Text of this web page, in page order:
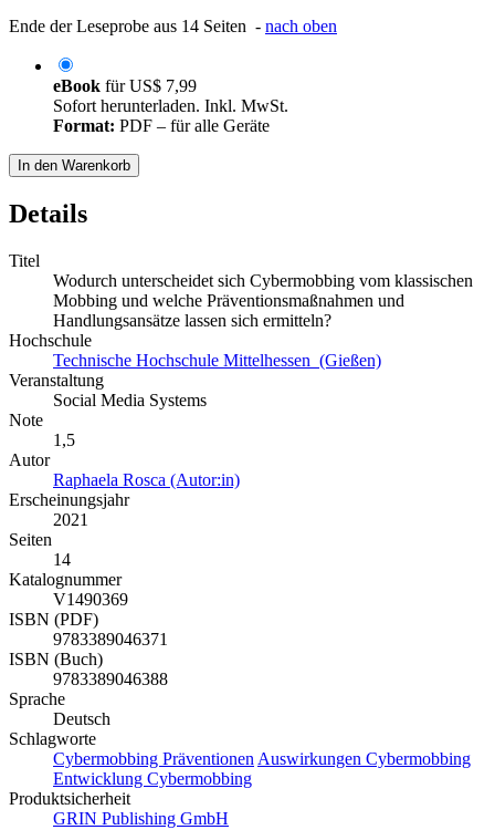
Ende der Leseprobe aus 14 Seiten - nach oben
eBook fürUS$ 7,99
Sofort herunterladen. Inkl. MwSt.
Format: PDF – für alle Geräte
In den Warenkorb
Details
Titel
Wodurch unterscheidet sich Cybermobbing vom klassischen
Mobbing und welche Präventionsmaßnahmen und
Handlungsansätze lassen sich ermitteln?
Hochschule
Technische Hochschule Mittelhessen (Gießen)
Veranstaltung
Social Media Systems
Note
1,5
Autor
Raphaela Rosca (Autor:in)
Erscheinungsjahr
2021
Seiten
14
Katalognummer
V1490369
ISBN (PDF)
9783389046371
ISBN (Buch)
9783389046388
Sprache
Deutsch
Schlagworte
Cybermobbing Präventionen Auswirkungen Cybermobbing
Entwicklung Cybermobbing
Produktsicherheit
GRIN Publishing GmbH